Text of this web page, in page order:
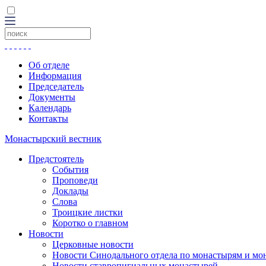
Об отделе
Информация
Председатель
Документы
Календарь
Контакты
Монастырский вестник
Предстоятель
События
Проповеди
Доклады
Слова
Троицкие листки
Коротко о главном
Новости
Церковные новости
Новости Синодального отдела по монастырям и